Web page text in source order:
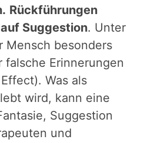
Rückführungen
Suggestion. Unter
Mensch besonders
falsche Erinnerungen
Was als
wird, kann eine
Suggestion
und